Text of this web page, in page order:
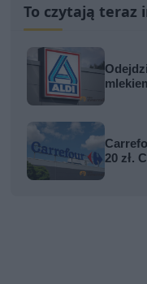
To czytają teraz
20 zł.